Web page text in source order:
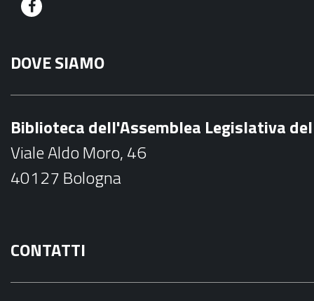
F
c
e
k
DOVE SIAMO
Biblioteca dell'Assemblea Legislativa
Viale Aldo Moro, 46
40127 Bologna
CONTATTI